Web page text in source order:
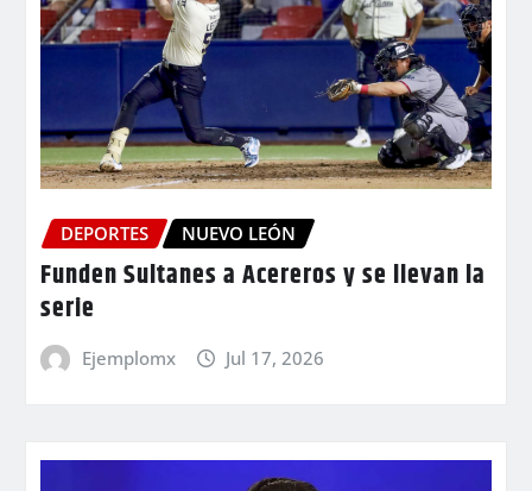
DEPORTES NUEVO LEÓN
Funden Sultanes a Acereros y se llevan la
serie
Ejemplomx Jul 17, 2026